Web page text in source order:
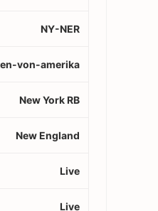
NY-NER
von-amerika
New York RB
New England
Live
Live